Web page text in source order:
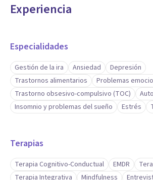
Experiencia
Especialidades
Gestión de la ira Ansiedad
Depresión
Trastornos alimentarios
Problemas
Trastorno obsesivo-compulsivo (TOC)
Insomnio y problemas del sueño
Estrés
Terapias
Terapia Cognitivo-Conductual EMDR
Terapia Integrativa
Mindfulness